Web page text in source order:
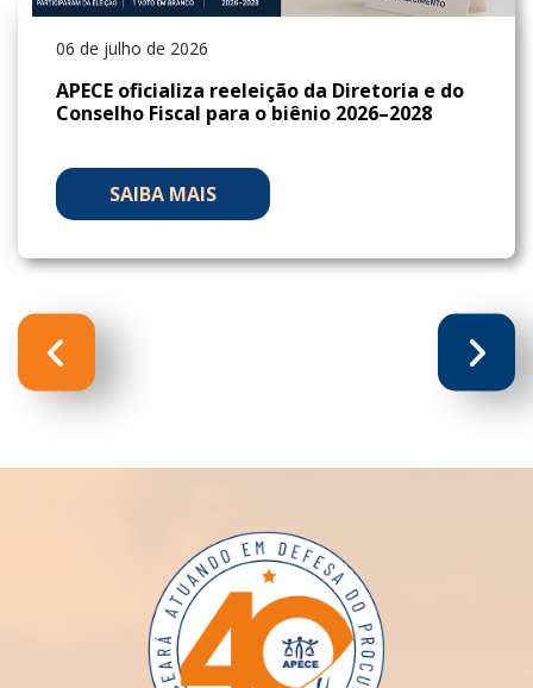
06 de julho de 2026
APECE oficializa reeleição da Diretoria e do
Conselho Fiscal para o biênio 2026–2028
SAIBA MAIS